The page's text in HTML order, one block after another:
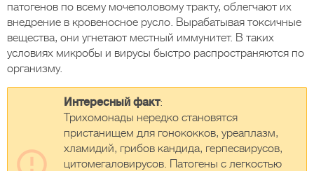
патогенов по всему мочеполовому тракту, облегчают их
внедрение в кровеносное русло. Вырабатывая токсичные
вещества, они угнетают местный иммунитет. В таких
условиях микробы и вирусы быстро распространяются по
организму.
Интересный факт:
Трихомонады нередко становятся
пристанищем для гонококков, уреаплазм,
хламидий, грибов кандида, герпесвирусов,
цитомегаловирусов. Патогены с легкостью